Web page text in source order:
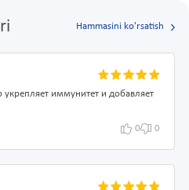
Hammasini ko'rsatish
иммунитет и добавляет
0 0